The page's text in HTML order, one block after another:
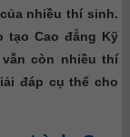
nhiều thí sinh.
tạo Cao đẳng Kỹ
còn nhiều thí
đáp cụ thể cho